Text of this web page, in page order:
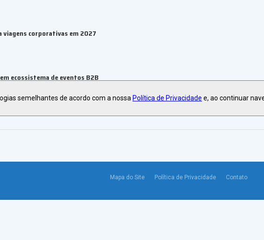
viagens corporativas em 2027
ecossistema de eventos B2B
Mapa do Site Política de Privacidade Contato
semelhantes de acordo com a nossa Política de Privacidade e, ao continuar